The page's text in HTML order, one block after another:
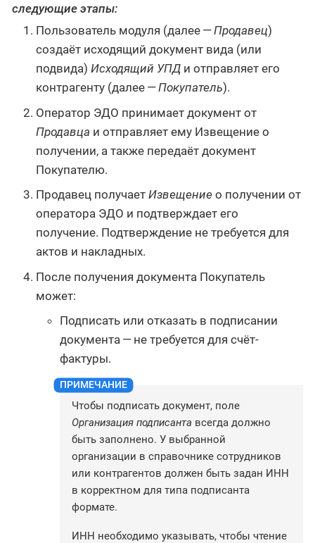
следующие этапы:
Пользователь модуля (далее —Продавец)
создаёт исходящий документ вида (или
подвида) Исходящий УПД и отправляет его
контрагенту (далее —Покупатель).
Оператор ЭДО принимает документ от
Продавца и отправляет ему Извещение о
получении, а также передаёт документ
Покупателю.
Продавец получает Извещение о получении от
оператора ЭДО и подтверждает его
получение. Подтверждение не требуется для
актов и накладных.
После получения документа Покупатель
может:
Подписать или отказать в подписании
документа — не требуется для счёт-
фактуры.
Чтобы подписать документ, поле
Организация подписанта всегда должно
быть заполнено. У выбранной
организации в справочнике сотрудников
или контрагентов должен быть задан ИНН
в корректном для типа подписанта
формате.
ИНН необходимо указывать, чтобы чтение